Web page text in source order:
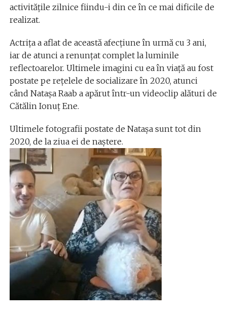
activitățile zilnice fiindu-i din ce în ce mai dificile de
realizat.
Actrița a aflat de această afecțiune în urmă cu 3 ani,
iar de atunci a renunțat complet la luminile
reflectoarelor. Ultimele imagini cu ea în viață au fost
postate pe rețelele de socializare în 2020, atunci
când Natașa Raab a apărut într-un videoclip alături de
Cătălin Ionuț Ene.
Ultimele fotografii postate de Natașa sunt tot din
2020, de la ziua ei de naștere.